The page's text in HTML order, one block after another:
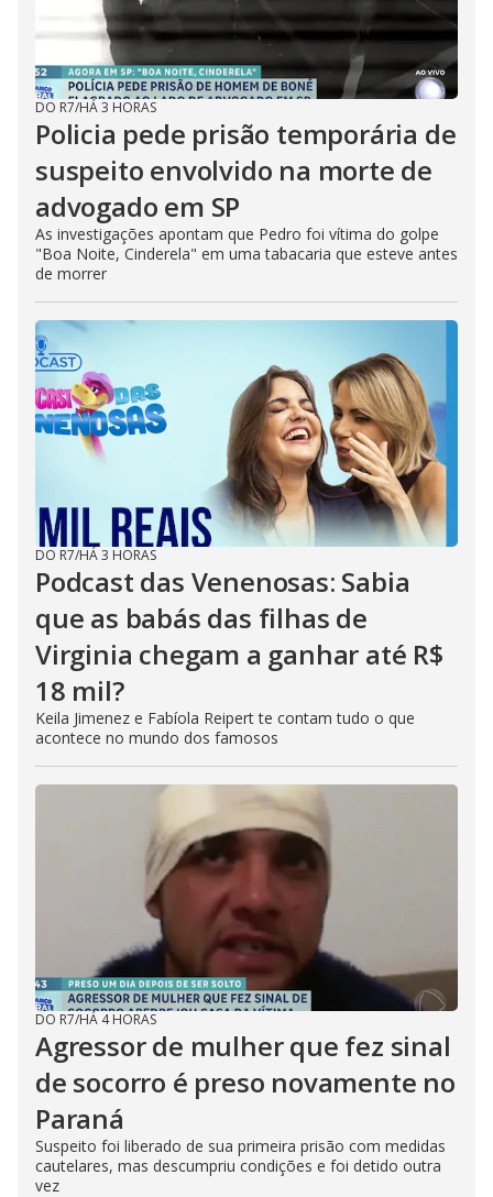
DO R7/HÁ 3 HORAS
Policia pede prisão temporária de
suspeito envolvido na morte de
advogado em SP
As investigações apontam que Pedro foi vítima do golpe
"Boa Noite, Cinderela" em uma tabacaria que esteve antes
de morrer
DO R7/HÁ 3 HORAS
Podcast das Venenosas: Sabia
que as babás das filhas de
Virginia chegam a ganhar até R$
18 mil?
Keila Jimenez e Fabíola Reipert te contam tudo o que
acontece no mundo dos famosos
DO R7/HÁ 4 HORAS
Agressor de mulher que fez sinal
de socorro é preso novamente no
Paraná
Suspeito foi liberado de sua primeira prisão com medidas
cautelares, mas descumpriu condições e foi detido outra
vez